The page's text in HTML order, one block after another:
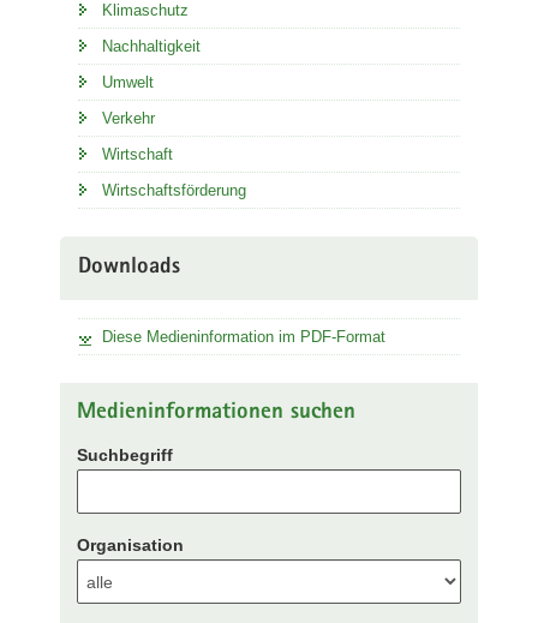
Klimaschutz
Nachhaltigkeit
Umwelt
Verkehr
Wirtschaft
Wirtschaftsförderung
Downloads
Diese Medieninformation im PDF-Format
Medieninformationen suchen
Suchbegriff
Organisation